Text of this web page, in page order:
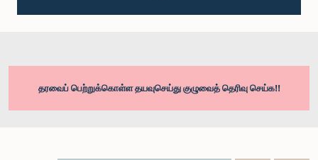
தரவைப் பெற்றுக்கொள்ள தயவுசெய்து குழுவைத் தெரிவு செய்க!!